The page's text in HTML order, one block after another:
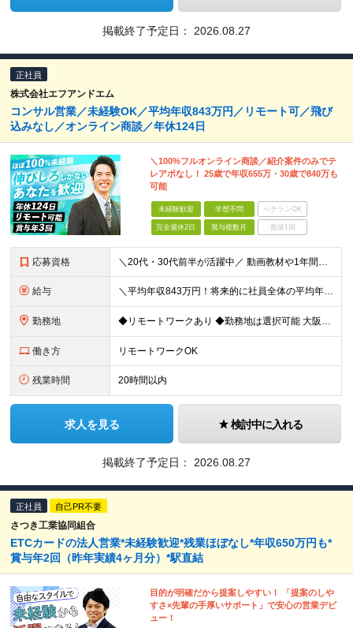
掲載終了予定日： 2026.08.27
正社員
株式会社エフアンドエム
コンサル営業／未経験OK／平均年収843万円／リモート可／飛び
込みなし／オンライン商談／年休124日
＼100%フルオンライン商談／紹介案件のみでテ
レアポなし！ 25歳で年収655万・30歳で840万も
可能
未経験歓迎 学歴不問 ベテランOK
完全週休2日 賞与複数月 面接1回
応募資格 ＼20代・30代前半が活躍中／ 動画教材や1年間の伴走サポートなど、 研修体制が整っているため未経験でも安心です！ ■学歴不問 ■未経験・第二新卒歓迎 ■社会人経験2年以上ある方 ※「接客・販売
給与 ＼平均年収843万円！将来的に社員全体の平均年収1000万円を目指しています／ 月給25万円〜40万円＋賞与年2回＋決算賞与 ※試用期間3ヵ月あり。期間中の給与・待遇の差異はありません
勤務地 ◆リモートワークあり ◆勤務地は選択可能 大阪本社もしくは東京本社のいずれかにて勤務となります。 【大阪本社】 大阪府吹田市江坂町1-23-38 F&Mビル 【東京本社】 東京都中央区京橋1-2
働き方 リモートワークOK
残業時間 20時間以内
求人を見る 検討中に入れる
掲載終了予定日： 2026.08.27
正社員 自己PR不要
さつき工業協同組合
ETCカードの法人営業*未経験歓迎*残業ほぼなし*年収650万円も*
賞与年2回（昨年実績4ヶ月分）*駅直結
目的が明確だから提案しやすい！ 「提案のしや
すさ×先輩の手厚いサポート」で安心の営業デビ
ュー！